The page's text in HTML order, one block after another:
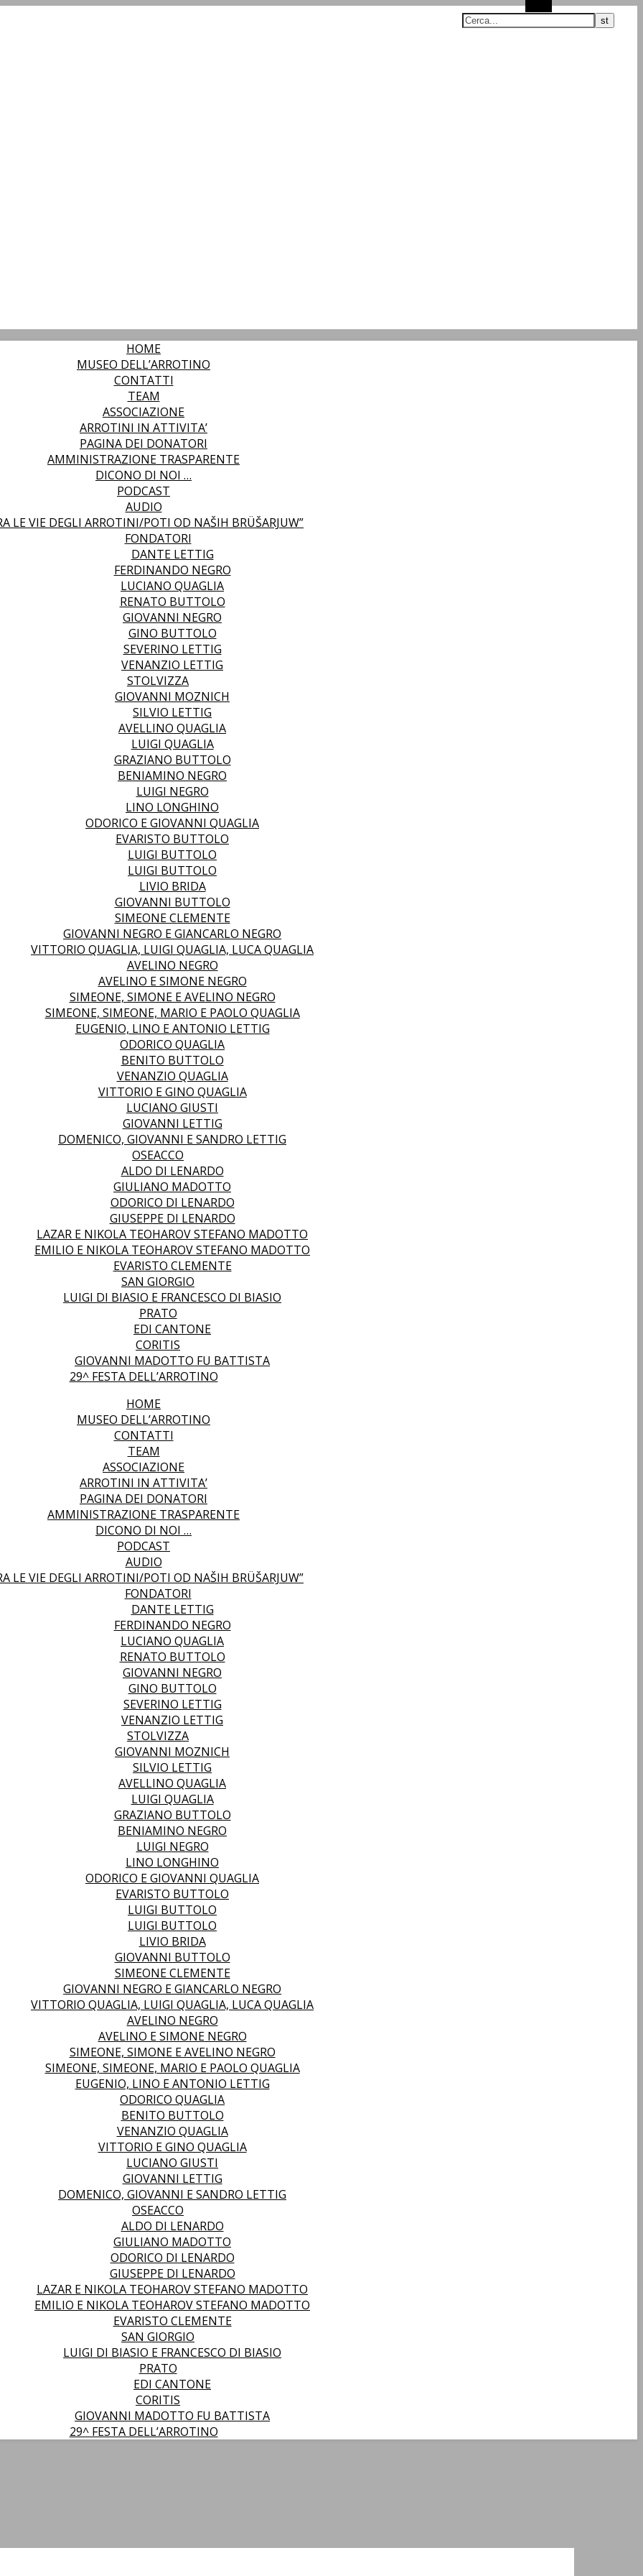
Cerca
HOME
MUSEO DELL’ARROTINO
CONTATTI
TEAM
ASSOCIAZIONE
ARROTINI IN ATTIVITA’
PAGINA DEI DONATORI
AMMINISTRAZIONE TRASPARENTE
DICONO DI NOI …
PODCAST
AUDIO
LE VIE DEGLI ARROTINI/POTI OD NAŠIH BRÜŠARJUW”
FONDATORI
DANTE LETTIG
FERDINANDO NEGRO
LUCIANO QUAGLIA
RENATO BUTTOLO
GIOVANNI NEGRO
GINO BUTTOLO
SEVERINO LETTIG
VENANZIO LETTIG
STOLVIZZA
GIOVANNI MOZNICH
SILVIO LETTIG
AVELLINO QUAGLIA
LUIGI QUAGLIA
GRAZIANO BUTTOLO
BENIAMINO NEGRO
LUIGI NEGRO
LINO LONGHINO
ODORICO E GIOVANNI QUAGLIA
EVARISTO BUTTOLO
LUIGI BUTTOLO
LUIGI BUTTOLO
LIVIO BRIDA
GIOVANNI BUTTOLO
SIMEONE CLEMENTE
GIOVANNI NEGRO E GIANCARLO NEGRO
VITTORIO QUAGLIA, LUIGI QUAGLIA, LUCA QUAGLIA
AVELINO NEGRO
AVELINO E SIMONE NEGRO
SIMEONE, SIMONE E AVELINO NEGRO
SIMEONE, SIMEONE, MARIO E PAOLO QUAGLIA
EUGENIO, LINO E ANTONIO LETTIG
ODORICO QUAGLIA
BENITO BUTTOLO
VENANZIO QUAGLIA
VITTORIO E GINO QUAGLIA
LUCIANO GIUSTI
GIOVANNI LETTIG
DOMENICO, GIOVANNI E SANDRO LETTIG
OSEACCO
ALDO DI LENARDO
GIULIANO MADOTTO
ODORICO DI LENARDO
GIUSEPPE DI LENARDO
LAZAR E NIKOLA TEOHAROV STEFANO MADOTTO
EMILIO E NIKOLA TEOHAROV STEFANO MADOTTO
EVARISTO CLEMENTE
SAN GIORGIO
LUIGI DI BIASIO E FRANCESCO DI BIASIO
PRATO
EDI CANTONE
CORITIS
GIOVANNI MADOTTO FU BATTISTA
29^ FESTA DELL’ARROTINO
HOME
MUSEO DELL’ARROTINO
CONTATTI
TEAM
ASSOCIAZIONE
ARROTINI IN ATTIVITA’
PAGINA DEI DONATORI
AMMINISTRAZIONE TRASPARENTE
DICONO DI NOI …
PODCAST
AUDIO
LE VIE DEGLI ARROTINI/POTI OD NAŠIH BRÜŠARJUW”
FONDATORI
DANTE LETTIG
FERDINANDO NEGRO
LUCIANO QUAGLIA
RENATO BUTTOLO
GIOVANNI NEGRO
GINO BUTTOLO
SEVERINO LETTIG
VENANZIO LETTIG
STOLVIZZA
GIOVANNI MOZNICH
SILVIO LETTIG
AVELLINO QUAGLIA
LUIGI QUAGLIA
GRAZIANO BUTTOLO
BENIAMINO NEGRO
LUIGI NEGRO
LINO LONGHINO
ODORICO E GIOVANNI QUAGLIA
EVARISTO BUTTOLO
LUIGI BUTTOLO
LUIGI BUTTOLO
LIVIO BRIDA
GIOVANNI BUTTOLO
SIMEONE CLEMENTE
GIOVANNI NEGRO E GIANCARLO NEGRO
VITTORIO QUAGLIA, LUIGI QUAGLIA, LUCA QUAGLIA
AVELINO NEGRO
AVELINO E SIMONE NEGRO
SIMEONE, SIMONE E AVELINO NEGRO
SIMEONE, SIMEONE, MARIO E PAOLO QUAGLIA
EUGENIO, LINO E ANTONIO LETTIG
ODORICO QUAGLIA
BENITO BUTTOLO
VENANZIO QUAGLIA
VITTORIO E GINO QUAGLIA
LUCIANO GIUSTI
GIOVANNI LETTIG
DOMENICO, GIOVANNI E SANDRO LETTIG
OSEACCO
ALDO DI LENARDO
GIULIANO MADOTTO
ODORICO DI LENARDO
GIUSEPPE DI LENARDO
LAZAR E NIKOLA TEOHAROV STEFANO MADOTTO
EMILIO E NIKOLA TEOHAROV STEFANO MADOTTO
EVARISTO CLEMENTE
SAN GIORGIO
LUIGI DI BIASIO E FRANCESCO DI BIASIO
PRATO
EDI CANTONE
CORITIS
GIOVANNI MADOTTO FU BATTISTA
29^ FESTA DELL’ARROTINO